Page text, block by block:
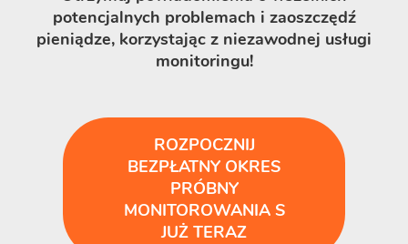
potencjalnych problemach i zaoszczędź
pieniądze, korzystając z niezawodnej usługi
monitoringu!
ROZPOCZNIJ
BEZPŁATNY OKRES
PRÓBNY
MONITOROWANIA S
JUŻ TERAZ